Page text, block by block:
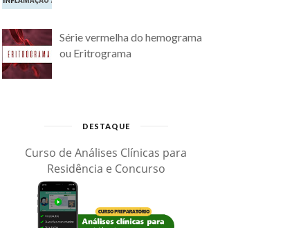
Série vermelha do hemograma
ou Eritrograma
DESTAQUE
Curso de Análises Clínicas para
Residência e Concurso